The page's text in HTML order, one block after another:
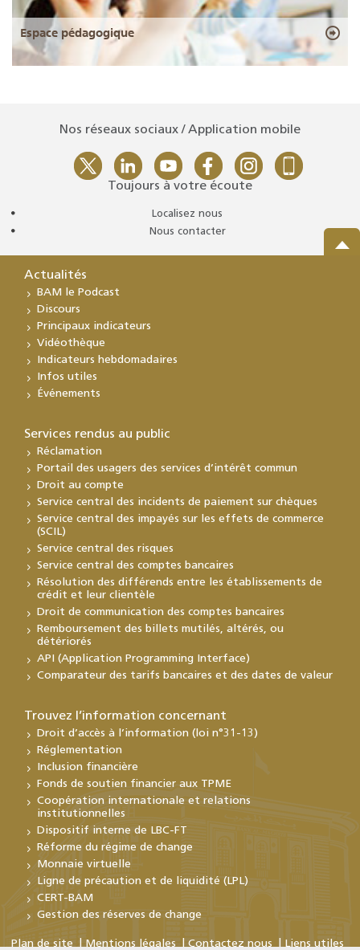
Espace pédagogique
Nos réseaux sociaux / Application mobile
Toujours à votre écoute
Localisez nous
Nous contacter
Actualités
BAM le Podcast
Discours
Principaux indicateurs
Vidéothèque
Indicateurs hebdomadaires
Infos utiles
Événements
Services rendus au public
Réclamation
Portail des usagers des services d’intérêt commun
Droit au compte
Service central des incidents de paiement sur chèques
Service central des impayés sur les effets de commerce
(SCIL)
Service central des risques
Service central des comptes bancaires
Résolution des différends entre les établissements de
crédit et leur clientèle
Droit de communication des comptes bancaires
Remboursement des billets mutilés, altérés, ou
détériorés
API (Application Programming Interface)
Comparateur des tarifs bancaires et des dates de valeur
Trouvez l’information concernant
Droit d’accès à l’information (loi n°31-13)
Réglementation
Inclusion financière
Fonds de soutien financier aux TPME
Coopération internationale et relations
institutionnelles
Dispositif interne de LBC-FT
Réforme du régime de change
Monnaie virtuelle
Ligne de précaution et de liquidité (LPL)
CERT-BAM
Gestion des réserves de change
Plan de site Mentions légales Contactez nous Liens utiles